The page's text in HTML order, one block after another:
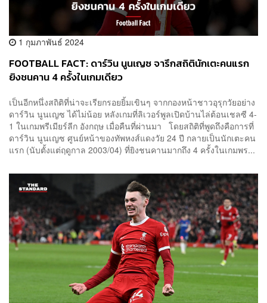
1 กุมภาพันธ์ 2024
FOOTBALL FACT: ดาร์วิน นูนเญซ จารึกสถิตินักเตะคนแรก
ยิงชนคาน 4 ครั้งในเกมเดียว
เป็นอีกหนึ่งสถิติที่น่าจะเรียกรอยยิ้มเขินๆ จากกองหน้าชาวอุรุกวัยอย่าง
ดาร์วิน นูนเญซ ได้ไม่น้อย หลังเกมที่ลิเวอร์พูลเปิดบ้านไล่ต้อนเชลซี 4-
1 ในเกมพรีเมียร์ลีก อังกฤษ เมื่อคืนที่ผ่านมา โดยสถิติที่พูดถึงคือการที่
ดาร์วิน นูนเญซ ศูนย์หน้าของทัพหงส์แดงวัย 24 ปี กลายเป็นนักเตะคน
แรก (นับตั้งแต่ฤดูกาล 2003/04) ที่ยิงชนคานมากถึง 4 ครั้งในเกมพร...